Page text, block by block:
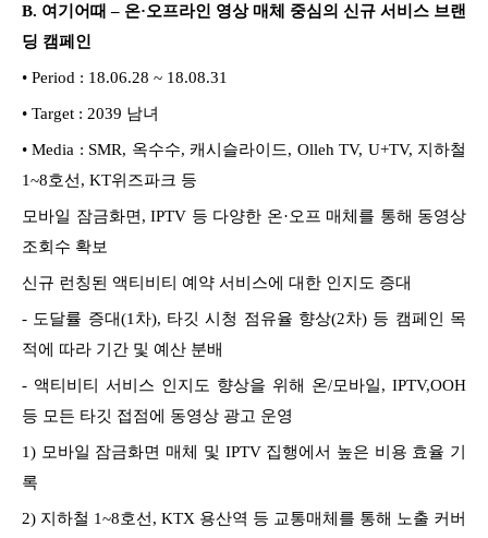
B. 여기어때 – 온·오프라인 영상 매체 중심의 신규 서비스 브랜
딩 캠페인
• Period : 18.06.28 ~ 18.08.31
• Target : 2039 남녀
•Media : SMR, 옥수수, 캐시슬라이드, Olleh TV, U+TV, 지하철
1~8호선, KT위즈파크 등
모바일 잠금화면, IPTV 등 다양한 온·오프 매체를 통해 동영상
조회수 확보
신규 런칭된 액티비티 예약 서비스에 대한 인지도 증대
- 도달률 증대(1차), 타깃 시청 점유율 향상(2차) 등 캠페인 목
적에 따라 기간 및 예산 분배
- 액티비티 서비스 인지도 향상을 위해 온/모바일, IPTV,OOH
등 모든 타깃 접점에 동영상 광고 운영
1) 모바일 잠금화면 매체 및 IPTV 집행에서 높은 비용 효율 기
록
2) 지하철 1~8호선, KTX 용산역 등 교통매체를 통해 노출 커버